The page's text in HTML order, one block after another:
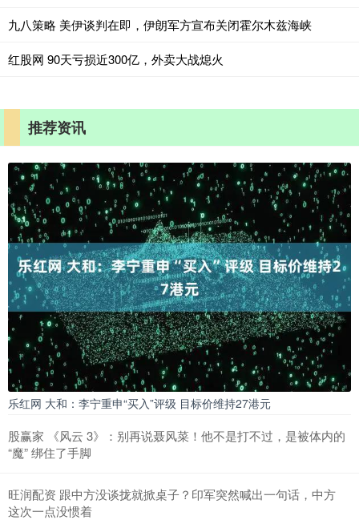
九八策略 美伊谈判在即，伊朗军方宣布关闭霍尔木兹海峡
红股网 90天亏损近300亿，外卖大战熄火
推荐资讯
乐红网 大和：李宁重申“买入”评级 目标价维持27港元
股赢家 《风云 3》：别再说聂风菜！他不是打不过，是被体内的
“魔” 绑住了手脚
旺润配资 跟中方没谈拢就掀桌子？印军突然喊出一句话，中方
这次一点没惯着